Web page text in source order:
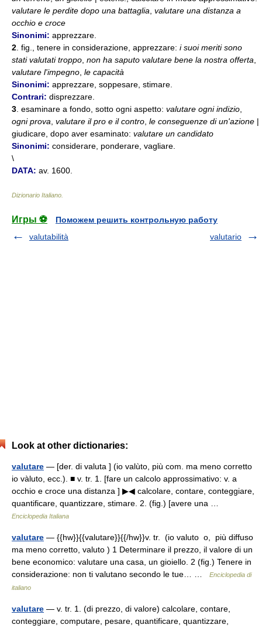
valutare le perdite dopo una battaglia valutare una distanza a
occhio e croce
Sinonimi: apprezzare.
2 . fig., tenere in considerazione, apprezzare: i suoi meriti sono
stati valutati troppo non ha saputo valutare bene la nostra offerta
valutare l'impegno le capacità
Sinonimi: apprezzare, soppesare, stimare.
Contrari: disprezzare.
3 . esaminare a fondo, sotto ogni aspetto: valutare ogni indizio
ogni prova valutare il pro e il contro le conseguenze di un'azione |
giudicare, dopo aver esaminato: valutare un candidato
Sinonimi: considerare, ponderare, vagliare.
\
DATA: av. 1600.
Dizionario Italiano
Игры ⚽
Поможем решить контрольную работу
valutabilità
valutario
Look at other dictionaries:
valutare — [der. di valuta ] (io valùto, più com. ma meno corretto
io vàluto, ecc.). ■ v. tr. 1. [fare un calcolo approssimativo: v. a
occhio e croce una distanza ] ▶◀ calcolare, contare, conteggiare,
quantificare, quantizzare, stimare. 2. (fig.) [avere una …
Enciclopedia Italiana
valutare — {{hw}}{{valutare}}{{/hw}}v. tr. (io valuto o, più diffuso
ma meno corretto, valuto ) 1 Determinare il prezzo, il valore di un
bene economico: valutare una casa, un gioiello. 2 (fig.) Tenere in
considerazione: non ti valutano secondo le tue… …
Enciclopedia di
italiano
valutare — v. tr. 1. (di prezzo, di valore) calcolare, contare,
conteggiare, computare, pesare, quantificare, quantizzare,